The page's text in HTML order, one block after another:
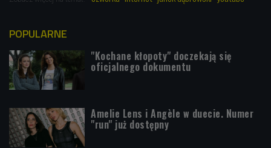
POPULARNE
"Kochane kłopoty" doczekają się
oficjalnego dokumentu
Amelie Lens i Angèle w duecie. Numer
"run" już dostępny